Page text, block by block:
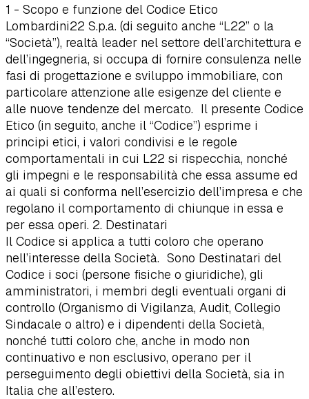
1 - Scopo e funzione del Codice Etico
Lombardini22 S.p.a. (di seguito anche “L22” o la
“Società”), realtà leader nel settore dell’architettura e
dell’ingegneria, si occupa di fornire consulenza nelle
fasi di progettazione e sviluppo immobiliare, con
particolare attenzione alle esigenze del cliente e
alle nuove tendenze del mercato. Il presente Codice
Etico (in seguito, anche il “Codice”) esprime i
principi etici, i valori condivisi e le regole
comportamentali in cui L22 si rispecchia, nonché
gli impegni e le responsabilità che essa assume ed
ai quali si conforma nell’esercizio dell’impresa e che
regolano il comportamento di chiunque in essa e
per essa operi. 2. Destinatari
Il Codice si applica a tutti coloro che operano
nell’interesse della Società. Sono Destinatari del
Codice i soci (persone fisiche o giuridiche), gli
amministratori, i membri degli eventuali organi di
controllo (Organismo di Vigilanza, Audit, Collegio
Sindacale o altro) e i dipendenti della Società,
nonché tutti coloro che, anche in modo non
continuativo e non esclusivo, operano per il
perseguimento degli obiettivi della Società, sia in
Italia che all’estero.